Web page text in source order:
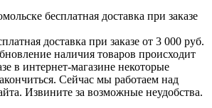
бесплатная доставка при заказе
доставка при заказе от 3 000 руб.
наличия товаров происходит
в интернет-магазине некоторые
Сейчас мы работаем над
Извините за возможные неудобства.